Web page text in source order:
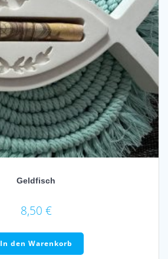
Geldfisch
8,50 €
In den Warenkorb